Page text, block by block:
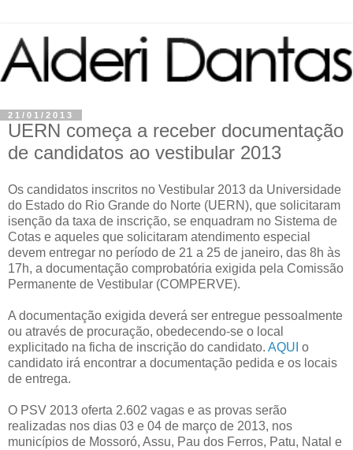
21/01/2013
UERN começa a receber documentação
de candidatos ao vestibular 2013
Os candidatos inscritos no Vestibular 2013 da Universidade
do Estado do Rio Grande do Norte (UERN), que solicitaram
isenção da taxa de inscrição, se enquadram no Sistema de
Cotas e aqueles que solicitaram atendimento especial
devem entregar no período de 21 a 25 de janeiro, das 8h às
17h, a documentação comprobatória exigida pela Comissão
Permanente de Vestibular (COMPERVE).
A documentação exigida deverá ser entregue pessoalmente
ou através de procuração, obedecendo-se o local
explicitado na ficha de inscrição do candidato. AQUI o
candidato irá encontrar a documentação pedida e os locais
de entrega.
O PSV 2013 oferta 2.602 vagas e as provas serão
realizadas nos dias 03 e 04 de março de 2013, nos
municípios de Mossoró, Assu, Pau dos Ferros, Patu, Natal e